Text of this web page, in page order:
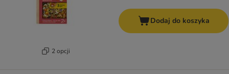
2 opcji
Dodaj do koszyka